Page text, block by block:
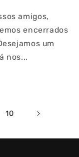
amigos,
encerrados
um
nos...
10